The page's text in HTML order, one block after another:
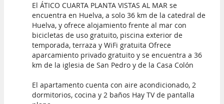
El ÁTICO CUARTA PLANTA VISTAS AL MAR se
encuentra en Huelva, a solo 36 km de la catedral de
Huelva, y ofrece alojamiento frente al mar con
bicicletas de uso gratuito, piscina exterior de
temporada, terraza y WiFi gratuita Ofrece
aparcamiento privado gratuito y se encuentra a 36
km de la iglesia de San Pedro y de la Casa Colón
El apartamento cuenta con aire acondicionado, 2
dormitorios, cocina y 2 baños Hay TV de pantalla